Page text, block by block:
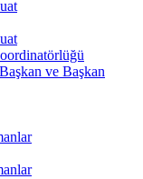
ve Başkan